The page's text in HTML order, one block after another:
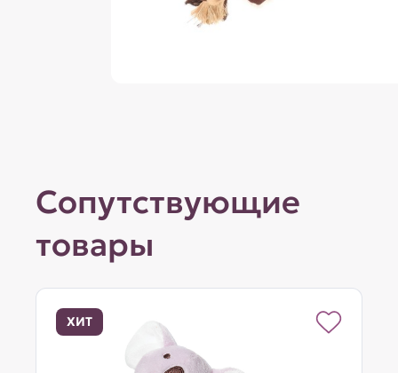
Сопутствующие
товары
ХИТ